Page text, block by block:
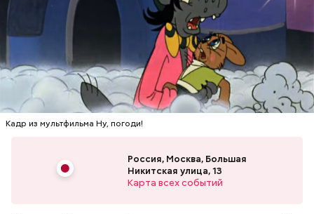
Кадр из мультфильма Ну, погоди!
Россия, Москва, Большая
Никитская улица, 13
Карта всех событий
Что нужно делать в Успенский пост:
мыслях.
Фото: «Дорз» (The Doors, 1991)
что бывшие участники группы иногда не могли
отличить его исполнение от оригинальной записи.
Однажды Килмер до такой степени вжился в роль,
что прыгнул со сцены и сломал себе руку. В 1992
году за эту работу он был номинирован на премию
MTV Movie Awards в категории «Лучший актер».